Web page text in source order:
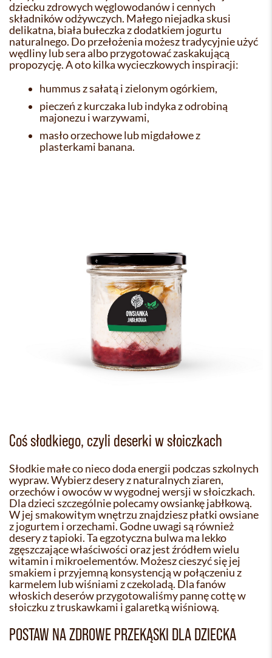
dziecku zdrowych węglowodanów i cennych
składników odżywczych. Małego niejadka skusi
delikatna, biała bułeczka z dodatkiem jogurtu
naturalnego. Do przełożenia możesz tradycyjnie użyć
wędliny lub sera albo przygotować zaskakującą
propozycję. A oto kilka wycieczkowych inspiracji:
hummus z sałatą i zielonym ogórkiem,
pieczeń z kurczaka lub indyka z odrobiną
majonezu i warzywami,
masło orzechowe lub migdałowe z
plasterkami banana.
Coś słodkiego, czyli deserki w słoiczkach
Słodkie małe co nieco doda energii podczas szkolnych
wypraw. Wybierz desery z naturalnych ziaren,
orzechów i owoców w wygodnej wersji w słoiczkach.
Dla dzieci szczególnie polecamy owsiankę jabłkową.
W jej smakowitym wnętrzu znajdziesz płatki owsiane
z jogurtem i orzechami. Godne uwagi są również
desery z tapioki. Ta egzotyczna bulwa ma lekko
zgęszczające właściwości oraz jest źródłem wielu
witamin i mikroelementów. Możesz cieszyć się jej
smakiem i przyjemną konsystencją w połączeniu z
karmelem lub wiśniami z czekoladą. Dla fanów
włoskich deserów przygotowaliśmy pannę cottę w
słoiczku z truskawkami i galaretką wiśniową.
POSTAW NA ZDROWE PRZEKĄSKI DLA DZIECKA